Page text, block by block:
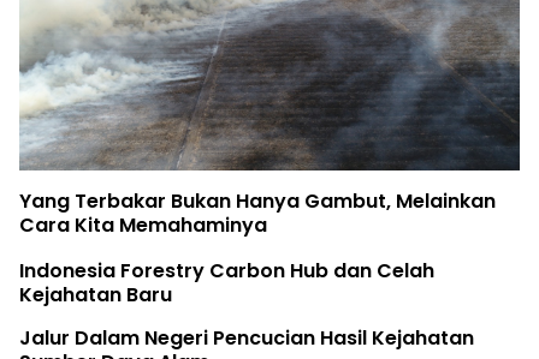
Yang Terbakar Bukan Hanya Gambut, Melainkan
Cara Kita Memahaminya
Indonesia Forestry Carbon Hub dan Celah
Kejahatan Baru
Jalur Dalam Negeri Pencucian Hasil Kejahatan